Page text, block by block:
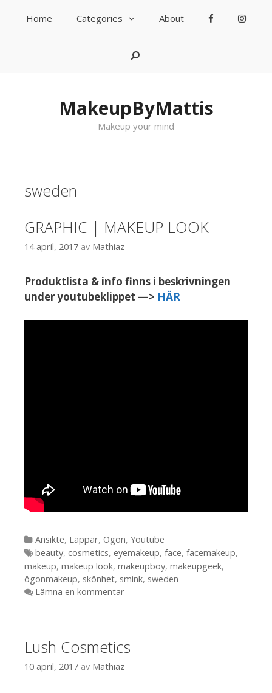
Home Categories About
Sök
MakeupByMattis
Makeup your mind
sweden
GRAPHIC | MAKEUP LOOK
14 april, 2017 av Mathiaz
Produktlista & info finns i beskrivningen
under youtubeklippet —> HÄR
Kategorier
Ansikte, Läppar, Ögon, Youtube
Etiketter
beauty, cosmetics, eyemakeup, face, facemakeup,
makeup, makeup look, makeupboy, makeupgeek,
ögonmakeup, skönhet, smink, sweden
Lämna en kommentar
Lush Cosmetics
10 april, 2017 av Mathiaz